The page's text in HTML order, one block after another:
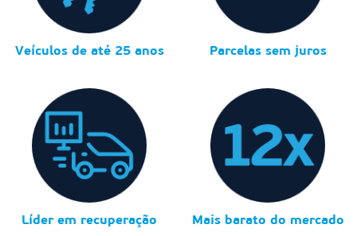
Veículos de até 25 anos Parcelas sem juros
Líder em recuperação Mais barato do mercado